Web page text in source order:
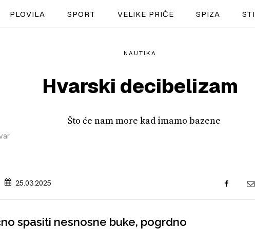
SPORT
PLOVILA
VELIKE PRIČE
PRETPLATA
SHOP
PLOVILA SPORT VELIKE PRIČE SPIZA
NAUTIKA
Hvarski decibelizam
25.03.2025
spasiti nesnosne buke, pogrdno